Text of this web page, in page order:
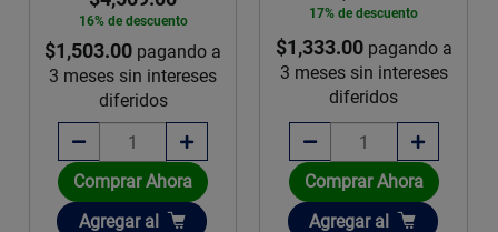
16% de descuento
$1,503.00 pagando a
3 meses sin intereses
diferidos
Comprar Ahora
Añadir
Agregar al
17% de descuento
$1,333.00pagando a
3 meses sin intereses
diferidos
Comprar Ahora
Añadir
Agregar al